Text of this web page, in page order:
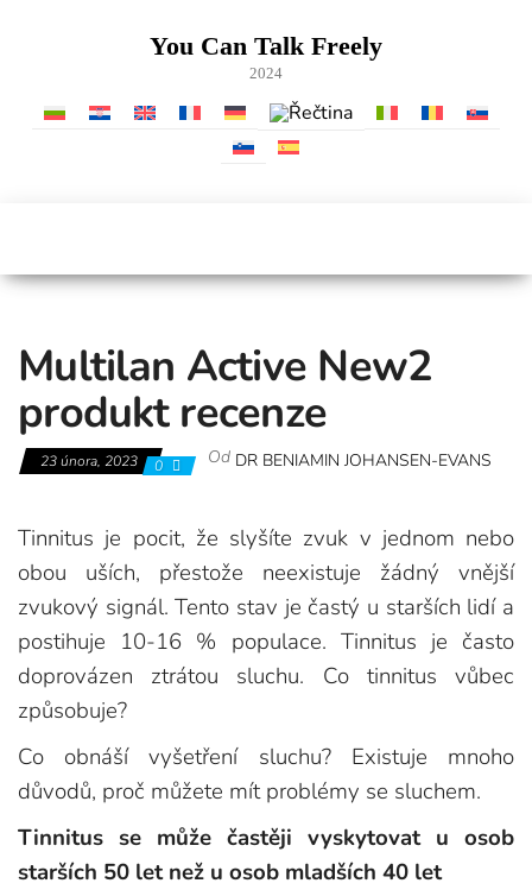
You Can Talk Freely
2024
Multilan Active New2
produkt recenze
23 února, 2023 0 Od DR BENIAMIN JOHANSEN-EVANS
Tinnitus je pocit, že slyšíte zvuk v jednom nebo
obou uších, přestože neexistuje žádný vnější
zvukový signál. Tento stav je častý u starších lidí a
postihuje 10-16 % populace. Tinnitus je často
doprovázen ztrátou sluchu. Co tinnitus vůbec
způsobuje?
Co obnáší vyšetření sluchu? Existuje mnoho
důvodů, proč můžete mít problémy se sluchem.
Tinnitus se může častěji vyskytovat u osob
starších 50 let než u osob mladších 40 let